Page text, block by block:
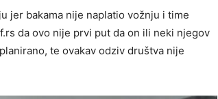
jer bakama nije naplatio vožnju i time
da ovo nije prvi put da on ili neki njegov
te ovakav odziv društva nije